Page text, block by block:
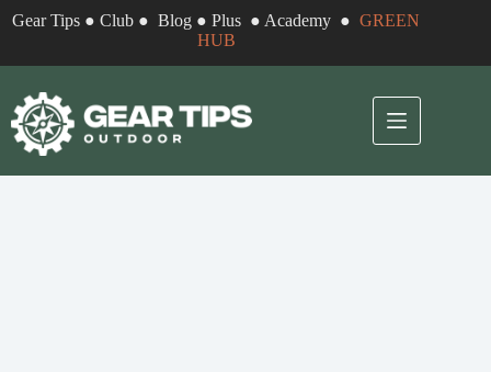
para
conteúdo
Gear Tips ●Club ●Blog ●Plus ● Academy ●GREEN
HUB